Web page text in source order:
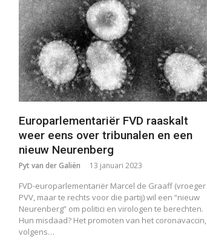
Europarlementariër FVD raaskalt
weer eens over tribunalen en een
nieuw Neurenberg
Pyt van der Galiën 13 januari 2023
FVD-europarlementariër Marcel de Graaff (vroeger
PVV, maar te rechts voor die partij) wil een “nieuw
Neurenberg” om politici en virologen te berechten.
Hun misdaad? Het promoten van het coronavaccin,
volgens…